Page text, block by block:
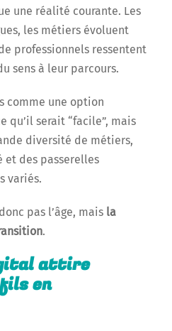
une réalité courante. Les
les métiers évoluent
professionnels ressentent
sens à leur parcours.
comme une option
qu’il serait “facile”, mais
diversité de métiers,
des passerelles
variés.
pas l’âge, mais la
.
attire
en